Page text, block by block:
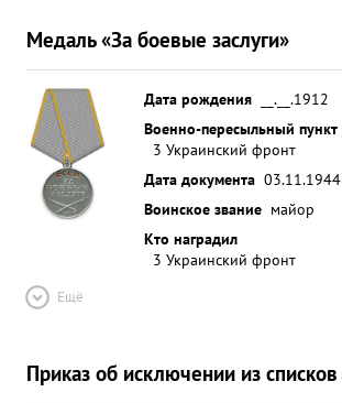
Медаль «За боевые заслуги»
Дата рождения
__.__.1912
Военно-пересыльный пункт
3 Украинский фронт
Дата документа 03.11.1944
Воинское звание майор
Кто наградил
3 Украинский фронт
Ещё
Приказ об исключении из списков